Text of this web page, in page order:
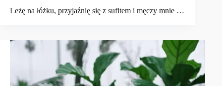
Leżę na łóżku, przyjaźnię się z sufitem i męczy mnie …